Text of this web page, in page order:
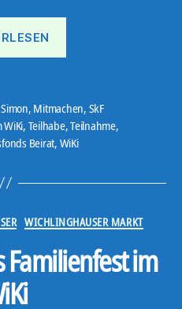
, Mitmachen, SkF
WiKi, Teilhabe,Teilnahme,
Beirat, WiKi
Kategorien
WICHLINGHAUSER MARKT
im